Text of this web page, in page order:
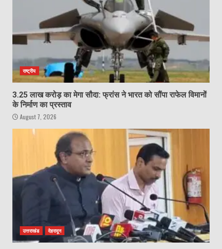
राष्ट्रीय
3.25 लाख करोड़ का मेगा सौदा: फ्रांस ने भारत को सौंपा राफेल विमानों
के निर्माण का प्रस्ताव
August 7, 2026
उत्तराखंड देहरादून